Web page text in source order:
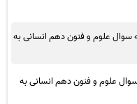
سوال علوم و فنون دهم انسانی به
علوم و فنون دهم انسانی به